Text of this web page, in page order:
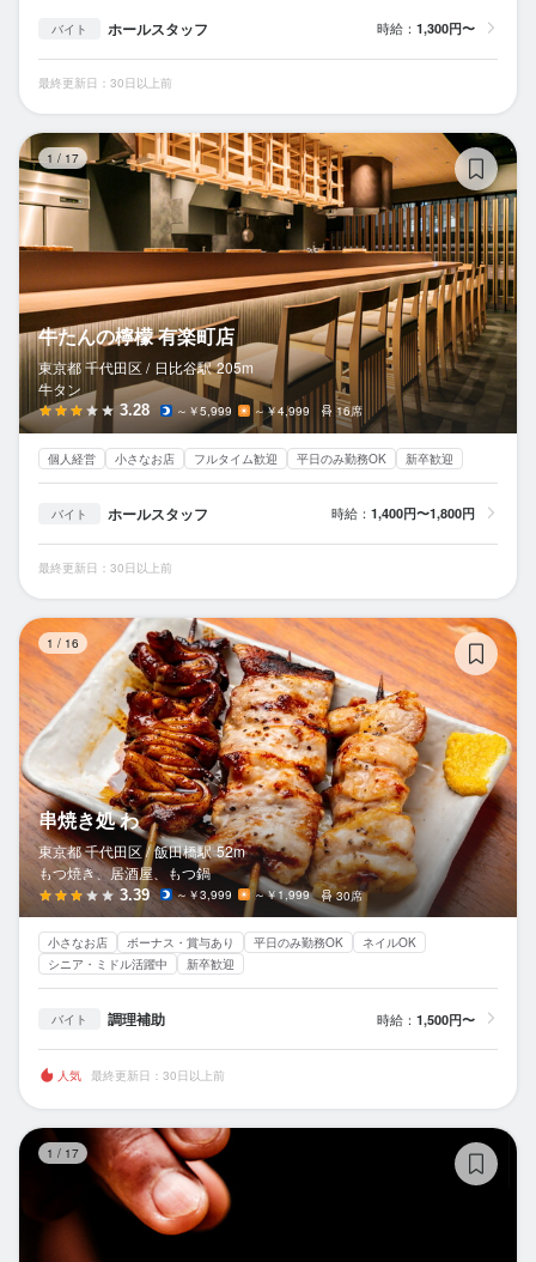
バイト ホールスタッフ 時給： 1,300円〜
最終更新日：30日以上前
1 / 17
牛たんの檸檬 有楽町店
東京都 千代田区 / 日比谷駅 205m
牛タン
3.28 ～￥5,999 ～￥4,999 16席
個人経営 小さなお店 フルタイム歓迎 平日のみ勤務OK 新卒歓迎
バイト ホールスタッフ 時給： 1,400円〜1,800円
最終更新日：30日以上前
1 / 16
串焼き処 わ
東京都 千代田区 / 飯田橋駅 52m
もつ焼き、居酒屋、もつ鍋
3.39 ～￥3,999 ～￥1,999 30席
小さなお店 ボーナス・賞与あり 平日のみ勤務OK
ネイルOK
シニア・ミドル活躍中
新卒歓迎
バイト 調理補助 時給： 1,500円〜
人気 最終更新日：30日以上前
1 / 17